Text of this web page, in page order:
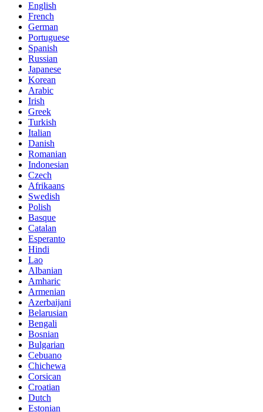
English
French
German
Portuguese
Spanish
Russian
Japanese
Korean
Arabic
Irish
Greek
Turkish
Italian
Danish
Romanian
Indonesian
Czech
Afrikaans
Swedish
Polish
Basque
Catalan
Esperanto
Hindi
Lao
Albanian
Amharic
Armenian
Azerbaijani
Belarusian
Bengali
Bosnian
Bulgarian
Cebuano
Chichewa
Corsican
Croatian
Dutch
Estonian